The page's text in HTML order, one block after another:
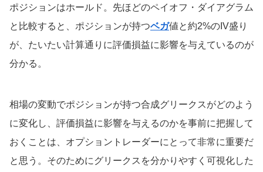
ポジションはホールド。先ほどのペイオフ・ダイアグラム
と比較すると、ポジションが持つベガ値と約2%のIV盛り
が、たいたい計算通りに評価損益に影響を与えているのが
分かる。
相場の変動でポジションが持つ合成グリークスがどのよう
に変化し、評価損益に影響を与えるのかを事前に把握して
おくことは、オプショントレーダーにとって非常に重要だ
と思う。そのためにグリークスを分かりやすく可視化した